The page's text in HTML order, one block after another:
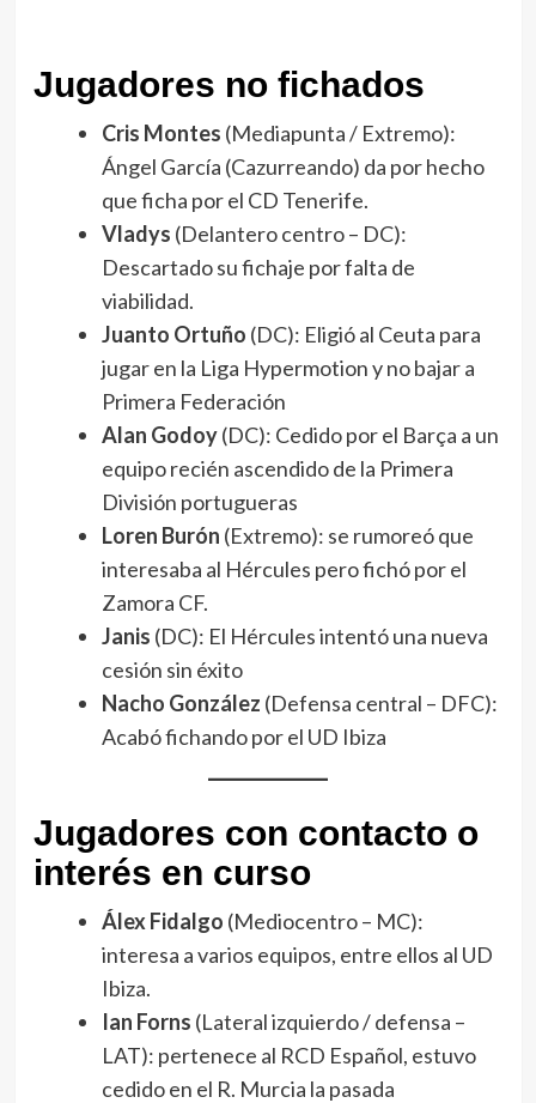
Jugadores no fichados
Cris Montes (Mediapunta / Extremo):
Ángel García (Cazurreando) da por hecho
que ficha por el CD Tenerife.
Vladys (Delantero centro – DC):
Descartado su fichaje por falta de
viabilidad.
Juanto Ortuño (DC): Eligió al Ceuta para
jugar en la Liga Hypermotion y no bajar a
Primera Federación
Alan Godoy(DC): Cedido por el Barça a un
equipo recién ascendido de la Primera
División portugueras
Loren Burón (Extremo): se rumoreó que
interesaba al Hércules pero fichó por el
Zamora CF.
Janis (DC): El Hércules intentó una nueva
cesión sin éxito
Nacho González (Defensa central – DFC):
Acabó fichando por el UD Ibiza
Jugadores con contacto o
interés en curso
Álex Fidalgo (Mediocentro – MC):
interesa a varios equipos, entre ellos al UD
Ibiza.
Ian Forns (Lateral izquierdo / defensa –
LAT): pertenece al RCD Español, estuvo
cedido en el R. Murcia la pasada